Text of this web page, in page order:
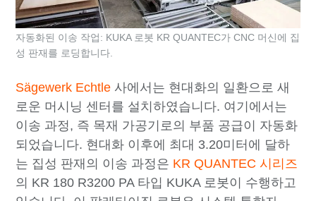
Sägewerk Echtle 사에서는 현대화의 일환으로 새
로운 머시닝 센터를 설치하였습니다. 여기에서는
이송 과정, 즉 목재 가공기로의 부품 공급이 자동화
되었습니다. 현대화 이후에 최대 3.20미터에 달하
는 집성 판재의 이송 과정은 KR QUANTEC 시리즈
의 KR 180 R3200 PA 타입 KUKA 로봇이 수행하고
자동화된 이송 작업: KUKA 로봇 KR QUANTEC가 CNC 머신에 집
성 판재를 로딩합니다.